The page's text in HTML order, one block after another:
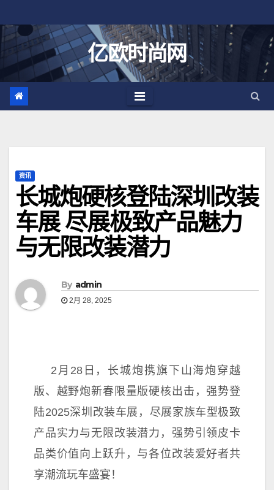
至
亿欧时尚网
资讯
长城炮硬核登陆深圳改装
车展 尽展极致产品魅力
与无限改装潜力
By admin
2月 28, 2025
2月28日，长城炮携旗下山海炮穿越
版、越野炮新春限量版硬核出击，强势登
陆2025深圳改装车展，尽展家族车型极致
产品实力与无限改装潜力，强势引领皮卡
品类价值向上跃升，与各位改装爱好者共
享潮流玩车盛宴！